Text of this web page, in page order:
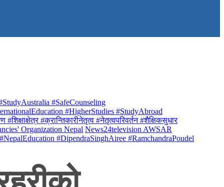
#SafeCounseling
#HigherStudies #StudyAbroad
#क्रान्तिकारीनेतृत्व #नेतृत्वपरिवर्तन #शैक्षिकसुधार
Organization Nepal News24television AWSAR
#DipendraSinghAiree #RamchandraPoudel